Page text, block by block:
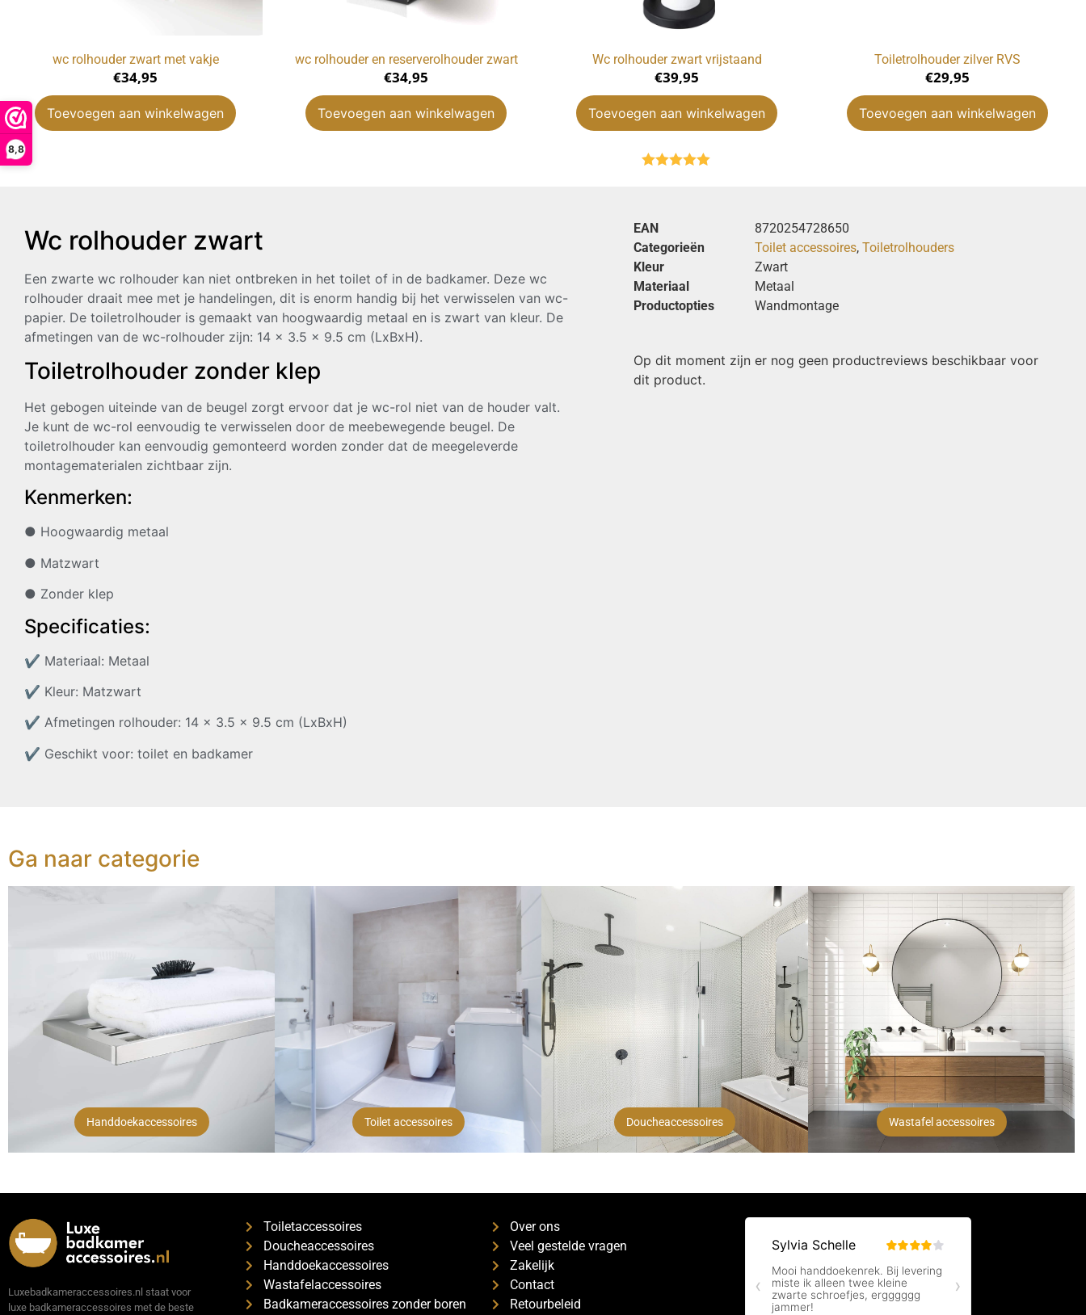
8,8
wc rolhouder zwart met vakje
€34,95
Toevoegen aan winkelwagen
wc rolhouder en reserverolhouder zwart
€34,95
Toevoegen aan winkelwagen
Wc rolhouder zwart vrijstaand
€39,95
Toevoegen aan winkelwagen
Toiletrolhouder zilver RVS
€29,95
Toevoegen aan winkelwagen
Wc rolhouder zwart
Een zwarte wc rolhouder kan niet ontbreken in het toilet of in de badkamer. Deze wc
rolhouder draait mee met je handelingen, dit is enorm handig bij het verwisselen van wc-
papier. De toiletrolhouder is gemaakt van hoogwaardig metaal en is zwart van kleur. De
afmetingen van de wc-rolhouder zijn: 14 x 3.5 x 9.5 cm (LxBxH).
Toiletrolhouder zonder klep
Het gebogen uiteinde van de beugel zorgt ervoor dat je wc-rol niet van de houder valt.
Je kunt de wc-rol eenvoudig te verwisselen door de meebewegende beugel. De
toiletrolhouder kan eenvoudig gemonteerd worden zonder dat de meegeleverde
montagematerialen zichtbaar zijn.
Kenmerken:
● Hoogwaardig metaal
● Matzwart
● Zonder klep
Specificaties:
✔ Materiaal: Metaal
✔ Kleur: Matzwart
✔ Afmetingen rolhouder: 14 x 3.5 x 9.5 cm (LxBxH)
✔ Geschikt voor: toilet en badkamer
EAN
8720254728650
Categorieën
Toilet accessoires, Toiletrolhouders
Kleur
Zwart
Materiaal
Metaal
Productopties
Wandmontage
Op dit moment zijn er nog geen productreviews beschikbaar voor
dit product.
Ga naar categorie
Handdoekaccessoires Toilet accessoires Doucheaccessoires Wastafel accessoires
Luxebadkameraccessoires.nl staat voor
luxe badkameraccessoires met de beste
Toiletaccessoires
Doucheaccessoires
Handdoekaccessoires
Wastafelaccessoires
Badkameraccessoires zonder boren
Over ons
Veel gestelde vragen
Zakelijk
Contact
Retourbeleid